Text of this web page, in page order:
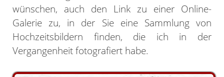
wünschen, auch den Link zu einer Online-
Galerie zu, in der Sie eine Sammlung von
Hochzeitsbildern finden, die ich in der
Vergangenheit fotografiert habe.